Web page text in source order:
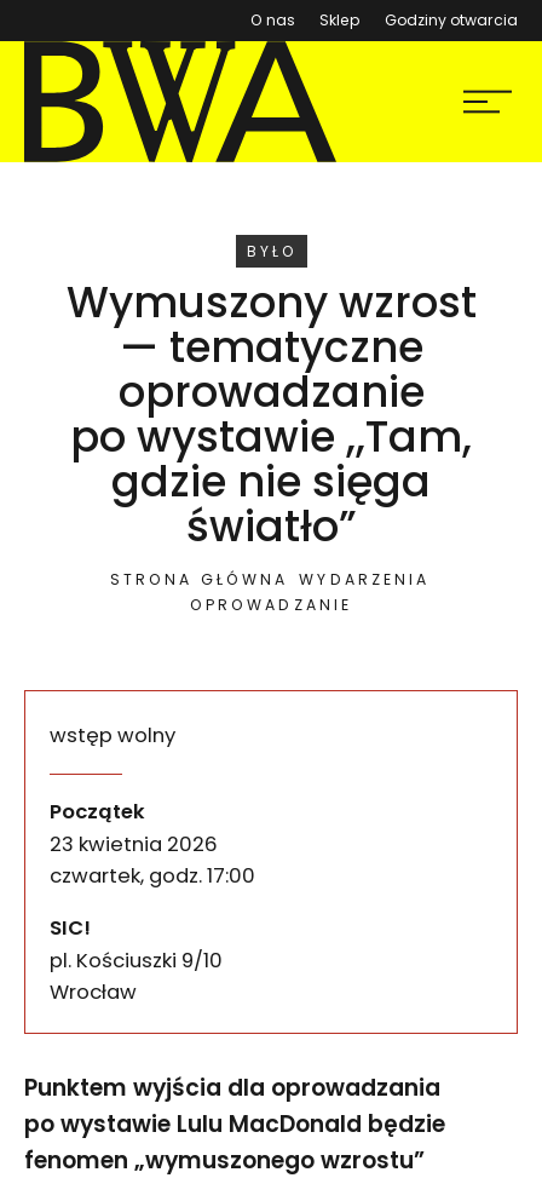
O nas Sklep (otwiera się w nowym
Godziny otwarcia
BWA Wrocław
Galerie Sztuki Współczesnej
Menu
WYDARZENIE
BYŁO
Wymuszony wzrost
— tematyczne
oprowadzanie
po wystawie ,,Tam,
gdzie nie sięga
światło”
STRONA GŁÓWNA
WYDARZENIA
OPROWADZANIE
wstęp wolny
Punktem wyjścia dla oprowadzania po wystawie
Początek
23 kwietnia 2026
czwartek, godz. 17:00
SIC!
pl. Kościuszki 9/10
50-028
Wrocław
Punktem wyjścia dla oprowadzania
po wystawie Lulu MacDonald będzie
fenomen „wymuszonego wzrostu”